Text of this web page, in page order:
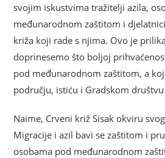
svojim iskustvima tražitelji azila,
međunarodnom zaštitom i
križa koji rade s njima. Ovo je
doprinesemo što boljoj
pod međunarodnom zaštitom, a
području, istiću i Gradskom društvu
Naime, Crveni križ Sisak okviru
Migracije i azil bavi se zaštitom i
osobama pod međunarodnom